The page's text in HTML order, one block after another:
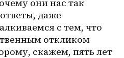
они нас так
даже
с тем, что
откликом
скажем, пять лет